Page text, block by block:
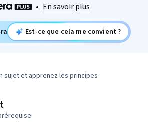
• En savoir plus
Est-ce que cela me convient ?
sujet et apprenez les principes